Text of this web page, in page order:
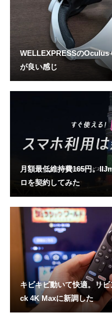
WELLEXPRESSの
が良い感じ
月額最低維持費165円。
ロを契約してみた
キビキビ動いて快適。リ
ck 4K Maxに新調した